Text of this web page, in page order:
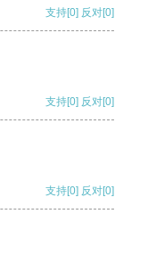
支持[0] 反对[0]
支持[0] 反对[0]
支持[0] 反对[0]